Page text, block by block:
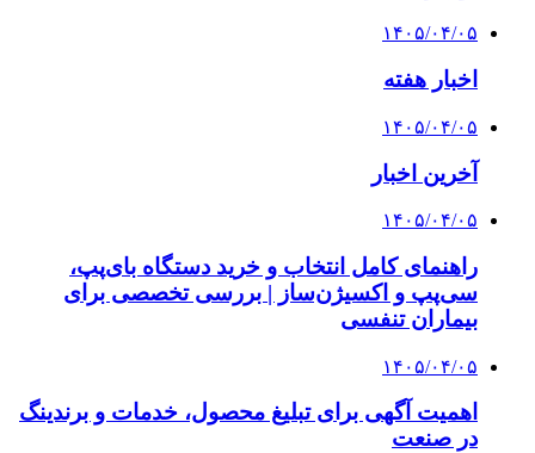
۱۴۰۵/۰۴/۰۵
اخبار هفته
۱۴۰۵/۰۴/۰۵
آخرین اخبار
۱۴۰۵/۰۴/۰۵
راهنمای کامل انتخاب و خرید دستگاه بای‌پپ،
سی‌پپ و اکسیژن‌ساز | بررسی تخصصی برای
بیماران تنفسی
۱۴۰۵/۰۴/۰۵
اهمیت آگهی برای تبلیغ محصول، خدمات و برندینگ
در صنعت